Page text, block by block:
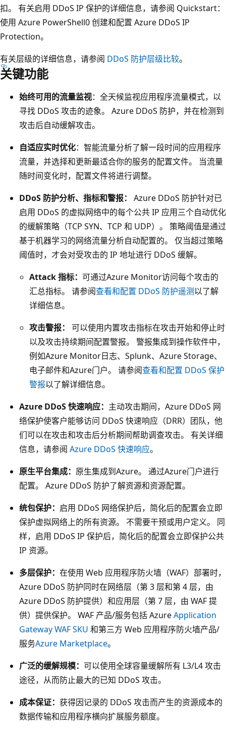
扣。 有关启用 DDoS IP 保护的详细信息，请参阅 Quickstart：
使用 Azure PowerShell0 创建和配置 Azure DDoS IP
Protection。
有关层级的详细信息，请参阅 DDoS 防护层级比较。
关键功能
始终可用的流量监视：全天候监视应用程序流量模式，以
寻找 DDoS 攻击的迹象。 Azure DDoS 防护，并在检测到
攻击后自动缓解攻击。
自适应实时优化：智能流量分析了解一段时间的应用程序
流量，并选择和更新最适合你的服务的配置文件。 当流量
随时间变化时，配置文件将进行调整。
DDoS 防护分析、指标和警报：
Azure DDoS 防护针对已
启用 DDoS 的虚拟网络中的每个公共 IP 应用三个自动优化
的缓解策略（TCP SYN、TCP 和 UDP）。 策略阈值是通过
基于机器学习的网络流量分析自动配置的。 仅当超过策略
阈值时，才会对受攻击的 IP 地址进行 DDoS 缓解。
Attack 指标： 可通过Azure Monitor访问每个攻击的
汇总指标。 请参阅查看和配置 DDoS 防护遥测以了解
详细信息。
攻击警报：
可以使用内置攻击指标在攻击开始和停止时
以及攻击持续期间配置警报。 警报集成到操作软件中，
例如Azure Monitor日志、Splunk、Azure Storage、
电子邮件和Azure门户。 请参阅查看和配置 DDoS 保护
警报以了解详细信息。
Azure DDoS 快速响应： 主动攻击期间，Azure DDoS 网
络保护使客户能够访问 DDoS 快速响应（DRR）团队，他
们可以在攻击和攻击后分析期间帮助调查攻击。 有关详细
信息，请参阅 Azure DDoS 快速响应。
原生平台集成： 原生集成到Azure。 通过Azure门户进行
配置。 Azure DDoS 防护了解资源和资源配置。
统包保护： 启用 DDoS 网络保护后，简化后的配置会立即
保护虚拟网络上的所有资源。 不需要干预或用户定义。 同
样，启用 DDoS IP 保护后，简化后的配置会立即保护公共
IP 资源。
多层保护： 在使用 Web 应用程序防火墙（WAF）部署时，
Azure DDoS 防护同时在网络层（第 3 层和第 4 层，由
Azure DDoS 防护提供）和应用层（第 7 层，由 WAF 提
供）提供保护。 WAF 产品/服务包括 AzureApplication
Gateway WAF SKU 和第三方 Web 应用程序防火墙产品/
服务Azure Marketplace。
广泛的缓解规模： 可以使用全球容量缓解所有 L3/L4 攻击
途径，从而防止最大的已知 DDoS 攻击。
成本保证： 获得因记录的 DDoS 攻击而产生的资源成本的
数据传输和应用程序横向扩展服务额度。